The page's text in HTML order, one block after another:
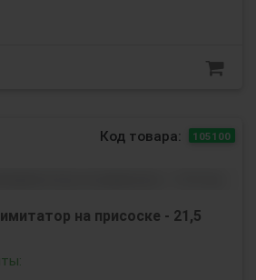
Код товара: 105100
на присоске - 21,5